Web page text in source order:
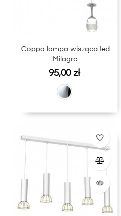
Coppa lampa wisząca led
Milagro
Cena
95,00 zł